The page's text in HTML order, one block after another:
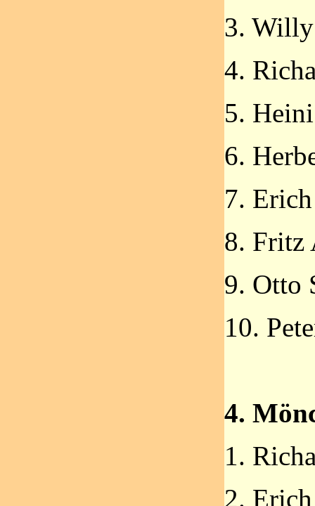
3.
4.
5.
6.
7.
8. Fritz
9. Otto
10.
4.
1.
2.